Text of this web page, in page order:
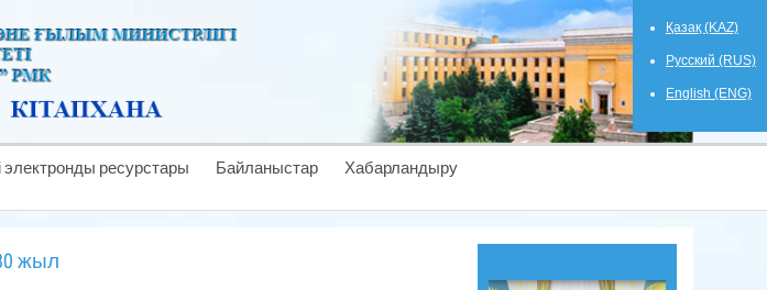
Қазақ (KAZ)
Русский (RUS)
English (ENG)
ресурстары Байланыстар Хабарландыру
жыл